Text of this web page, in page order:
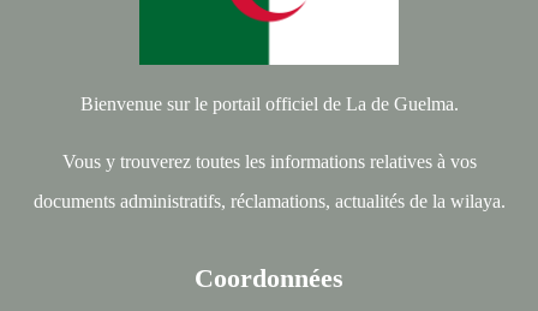
Bienvenue sur le portail officiel de La de Guelma.
Vous y trouverez toutes les informations relatives à vos
documents administratifs, réclamations, actualités de la wilaya.
Coordonnées